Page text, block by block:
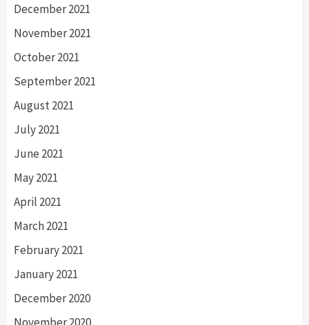
December 2021
November 2021
October 2021
September 2021
August 2021
July 2021
June 2021
May 2021
April 2021
March 2021
February 2021
January 2021
December 2020